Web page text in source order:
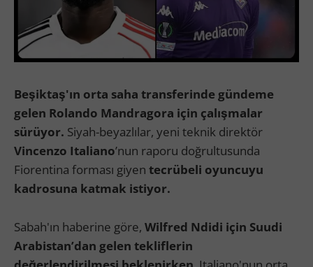
Beşiktaş'ın orta saha transferinde gündeme
gelen Rolando Mandragora için çalışmalar
sürüyor. Siyah-beyazlılar, yeni teknik direktör
Vincenzo Italiano’nun raporu doğrultusunda
Fiorentina forması giyen tecrübeli oyuncuyu
kadrosuna katmak istiyor.
Sabah'ın haberine göre, Wilfred Ndidi için Suudi
Arabistan’dan gelen tekliflerin